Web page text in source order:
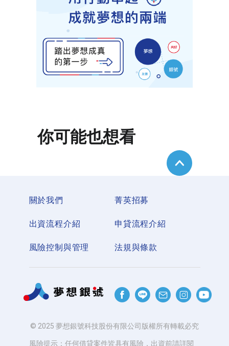
你可能也想看
關於我們 菁英招募
出資流程介紹 申貸流程介紹
風險控制與管理 法規與條款
© 2025 夢想銀號科技股份有限公司版權所有轉載必究
風險提示：任何借貸案件皆具有風險，出資前請詳閱